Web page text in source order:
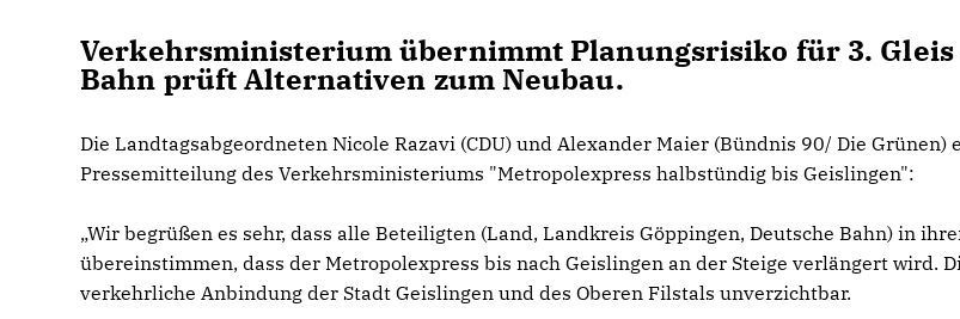
Verkehrsministerium übernimmt Planungsrisiko für 3. Gleis
Bahn prüft Alternativen zum Neubau.
Die Landtagsabgeordneten Nicole Razavi (CDU) und Alexander Maier (Bündnis 90/ Die
Pressemitteilung des Verkehrsministeriums "Metropolexpress halbstündig bis Geislingen":
Wir begrüßen es sehr, dass alle Beteiligten (Land, Landkreis Göppingen, Deutsche Bahn) in
übereinstimmen, dass der Metropolexpress bis nach Geislingen an der Steige verlängert wird.
verkehrliche Anbindung der Stadt Geislingen und des Oberen Filstals unverzichtbar.